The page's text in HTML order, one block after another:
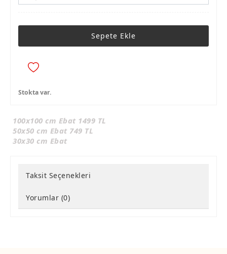
Sepete Ekle
Stokta var.
100x100 cm Ebat 1499 TL
50x50 cm Ebat 749 TL
30x30 cm Ebat
Taksit Seçenekleri
Yorumlar (0)